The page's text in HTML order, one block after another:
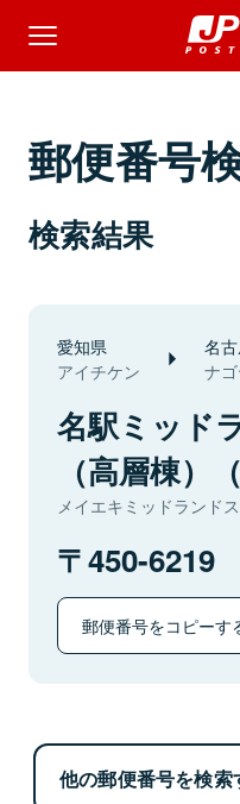
郵便番号
検索結果
愛知県
アイチケン
名
ナ
名駅ミッド
（高層棟）
メイエキミッドランド
450-6219
郵便番号をコピーす
他の郵便番号を検索